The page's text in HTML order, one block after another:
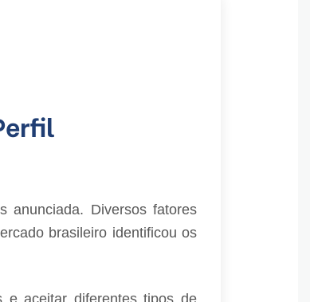
anunciada. Diversos fatores
brasileiro identificou os
e aceitar diferentes tipos de